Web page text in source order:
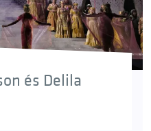
és Delila